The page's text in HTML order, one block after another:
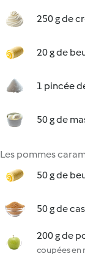
250 g de
20 g de
1 pincée
50 g de
Les pommes
50 g de
50 g de
200 g de
coupées en